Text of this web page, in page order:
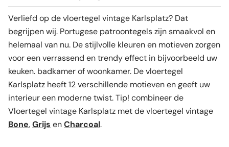
Verliefd op de vloertegel vintage Karlsplatz? Dat
begrijpen wij. Portugese patroontegels zijn smaakvol en
helemaal van nu. De stijlvolle kleuren en motieven zorgen
voor een verrassend en trendy effect in bijvoorbeeld uw
keuken. badkamer of woonkamer. De vloertegel
Karlsplatz heeft 12 verschillende motieven en geeft uw
interieur een moderne twist. Tip! combineer de
Vloertegel vintage Karlsplatz met de vloertegel vintage
Bone,Grijs enCharcoal.